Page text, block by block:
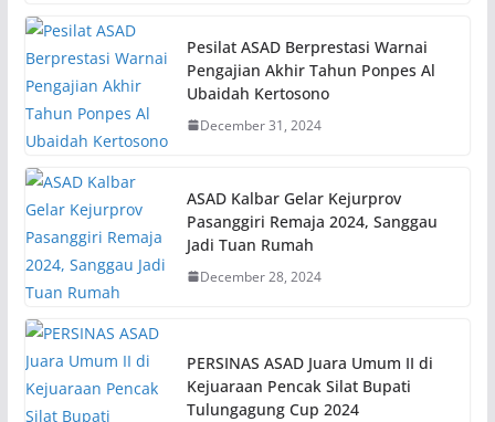
Pesilat ASAD Berprestasi Warnai
Pengajian Akhir Tahun Ponpes Al
Ubaidah Kertosono
December 31, 2024
ASAD Kalbar Gelar Kejurprov
Pasanggiri Remaja 2024, Sanggau
Jadi Tuan Rumah
December 28, 2024
PERSINAS ASAD Juara Umum II di
Kejuaraan Pencak Silat Bupati
Tulungagung Cup 2024